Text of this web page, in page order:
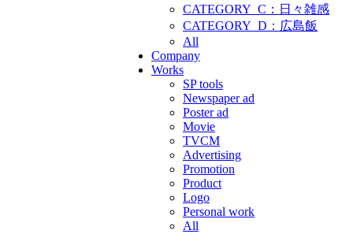
CATEGORY_C：日々雑感
CATEGORY_D：広島飯
All
Company
Works
SP tools
Newspaper ad
Poster ad
Movie
TVCM
Advertising
Promotion
Product
Logo
Personal work
All